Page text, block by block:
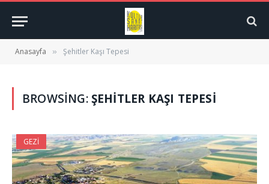
Anasayfa » Şehitler Kaşı Tepesi
BROWSING:ŞEHITLER KAŞI TEPESI
GEZI